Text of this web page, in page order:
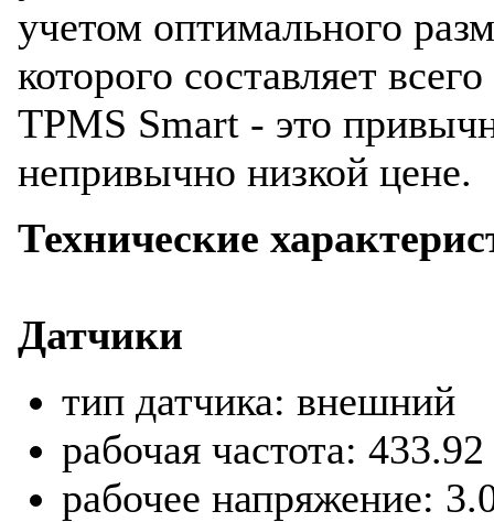
учетом оптимального
которого составляет
TPMS Smart - это
непривычно низкой цене.
Технические
Датчики
тип датчика: внешний
рабочая частота:
рабочее напряжение: